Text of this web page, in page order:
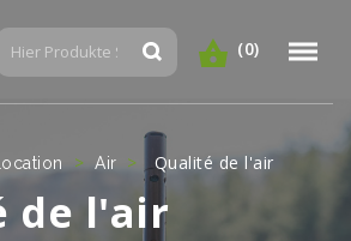
(0)
Air Qualité de l'air
de l'air